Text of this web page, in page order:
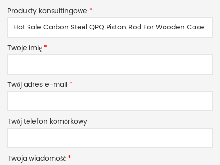
Produkty konsultingowe *
Twoje imię *
Twój adres e-mail *
Twój telefon komórkowy
Twoja wiadomość *